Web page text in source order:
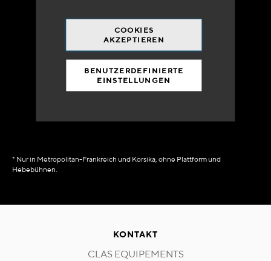
COOKIES
AKZEPTIEREN
BENUTZERDEFINIERTE
EINSTELLUNGEN
90% des Katalogs
in Verfügbarkeit
* Nur in Metropolitan-Frankreich und Korsika, ohne Plattform und
Hebebühnen.
KONTAKT
CLAS EQUIPEMENTS